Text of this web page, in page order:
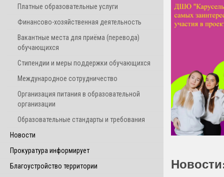
Платные образовательные услуги
Финансово-хозяйственная деятельность
Вакантные места для приёма (перевода)
обучающихся
Стипендии и меры поддержки обучающихся
Международное сотрудничество
Организация питания в образовательной
организации
Образовательные стандарты и требования
Новости
Прокуратура информирует
Благоустройство территории